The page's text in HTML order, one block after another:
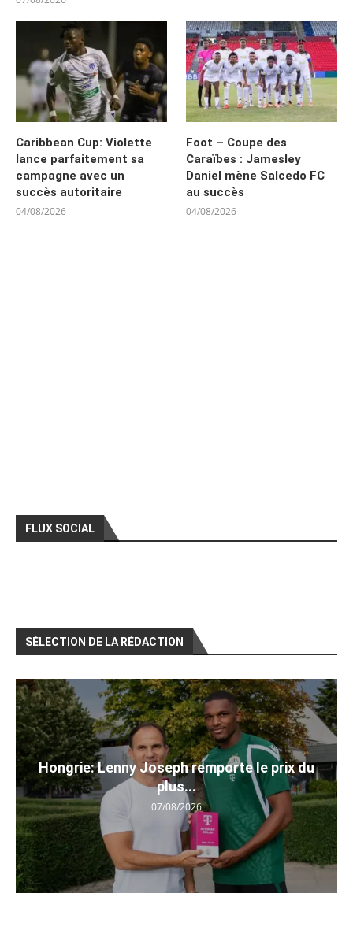
Caribbean Cup: Violette
lance parfaitement sa
campagne avec un
succès autoritaire
04/08/2026
Foot – Coupe des
Caraïbes : Jamesley
Daniel mène Salcedo FC
au succès
04/08/2026
FLUX SOCIAL
SÉLECTION DE LA RÉDACTION
Hongrie: Lenny Joseph remporte le prix du
plus...
07/08/2026